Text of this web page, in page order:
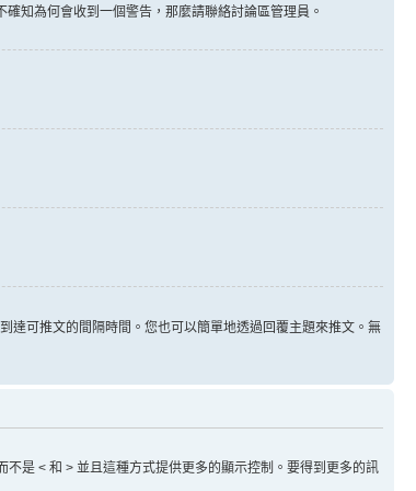
知為何會收到一個警告，那麼請聯絡討論區管理員。
達可推文的間隔時間。您也可以簡單地透過回覆主題來推文。無
是 < 和 > 並且這種方式提供更多的顯示控制。要得到更多的訊